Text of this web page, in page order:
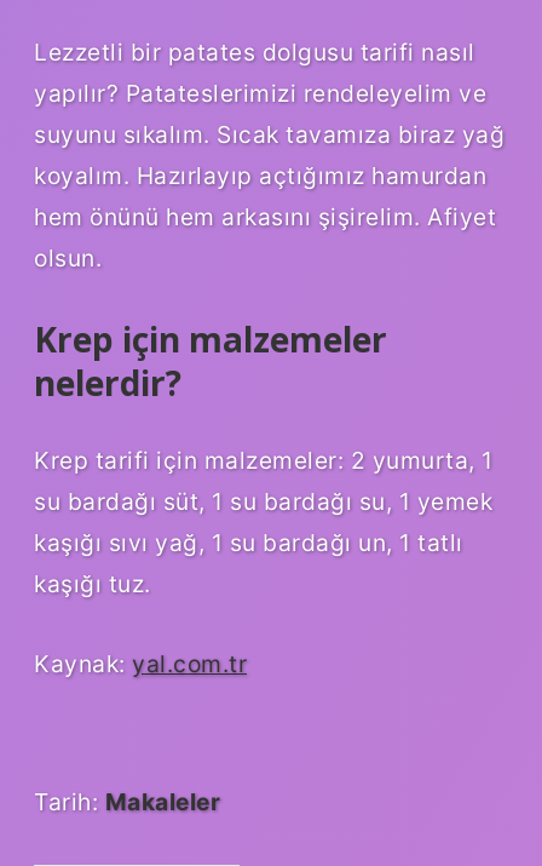
Lezzetli bir patates dolgusu tarifi nasıl
yapılır? Patateslerimizi rendeleyelim ve
suyunu sıkalım. Sıcak tavamıza biraz yağ
koyalım. Hazırlayıp açtığımız hamurdan
hem önünü hem arkasını şişirelim. Afiyet
olsun.
Krep için malzemeler
nelerdir?
Krep tarifi için malzemeler: 2 yumurta, 1
su bardağı süt, 1 su bardağı su, 1 yemek
kaşığı sıvı yağ, 1 su bardağı un, 1 tatlı
kaşığı tuz.
Kaynak: yal.com.tr
Tarih: Makaleler